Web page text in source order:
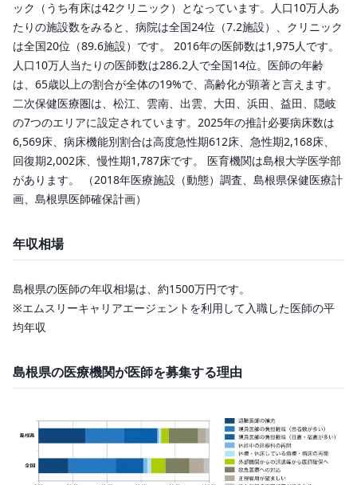
ック（うち有床は42クリニック）となっています。人口10万人あ
たりの施設数をみると、病院は全国24位（7.2施設）、クリニック
は全国20位（89.6施設）です。 2016年の医師数は1,975人です。
人口10万人当たりの医師数は286.2人で全国14位。医師の年齢
は、65歳以上の割合が全体の19%で、高齢化が顕著と言えます。
二次保健医療圏は、松江、雲南、出雲、大田、浜田、益田、隠岐
の7つのエリアに設定されています。2025年の推計必要病床数は
6,569床、病床機能別割合は高度急性期612床、急性期2,168床、
回復期2,002床、慢性期1,787床です。 医育機関は島根大学医学部
があります。 （2018年医療施設（動態）調査、島根県保健医療計
画、島根県医師確保計画）
年収相場
島根県の医師の年収相場は、約1500万円です。
※エムスリーキャリアエージェントを利用して入職した医師の平
均年収
島根県の医療機関が医師を募集する理由